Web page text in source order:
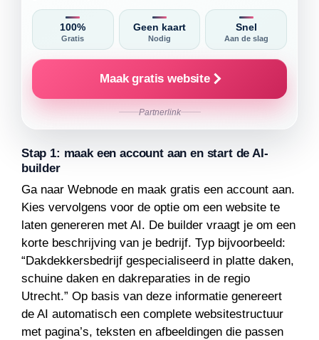
100%
Gratis
Geen kaart
Nodig
Snel
Aan de slag
Maak gratis website
Partnerlink
Stap 1: maak een account aan en start de AI-
builder
Ga naar Webnode en maak gratis een account aan.
Kies vervolgens voor de optie om een website te
laten genereren met AI. De builder vraagt je om een
korte beschrijving van je bedrijf. Typ bijvoorbeeld:
“Dakdekkersbedrijf gespecialiseerd in platte daken,
schuine daken en dakreparaties in de regio
Utrecht.” Op basis van deze informatie genereert
de AI automatisch een complete websitestructuur
met pagina’s, teksten en afbeeldingen die passen